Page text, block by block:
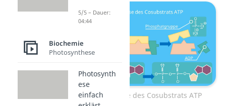
Funktionsweise des Cosubstrats ATP
5/5 – Dauer:
04:44
Biochemie
Photosynthese
Photosynth
ese
einfach